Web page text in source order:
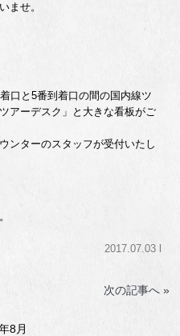
ませ。
口と5番到着口の間の国内線ツ
アーデスク」と大きな看板がご
ンターのスタッフが受付いたし
2017.07.03 l
次の記事へ »
8月